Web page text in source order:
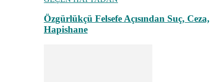
Özgürlükçü Felsefe Açısından Suç, Ceza,
Hapishane